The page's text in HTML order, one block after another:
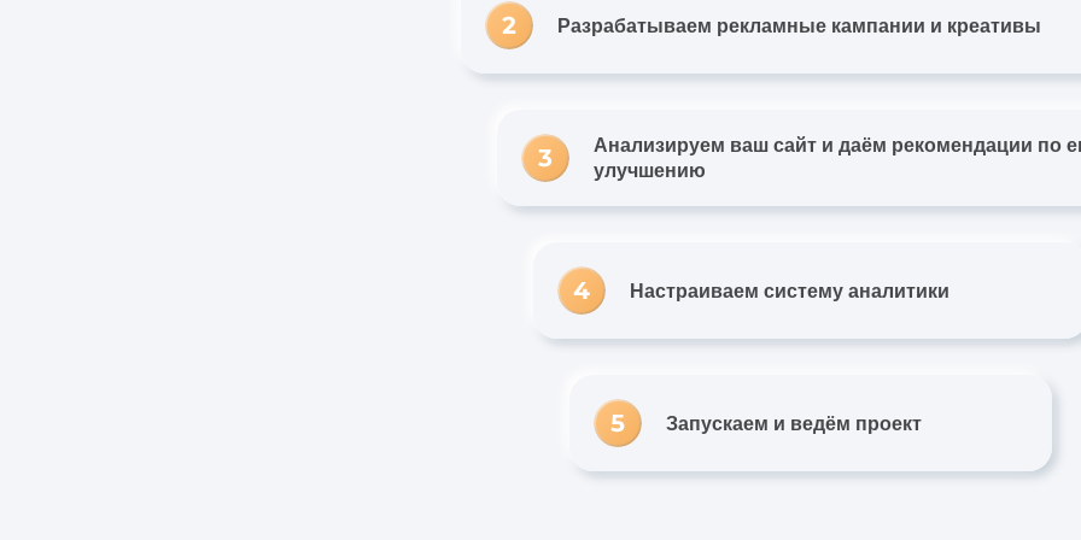
Разрабатываем рекламные кампании и креативы
Анализируем ваш сайт и даём рекомендации по
улучшению
Настраиваем систему аналитики
Запускаем и ведём проект